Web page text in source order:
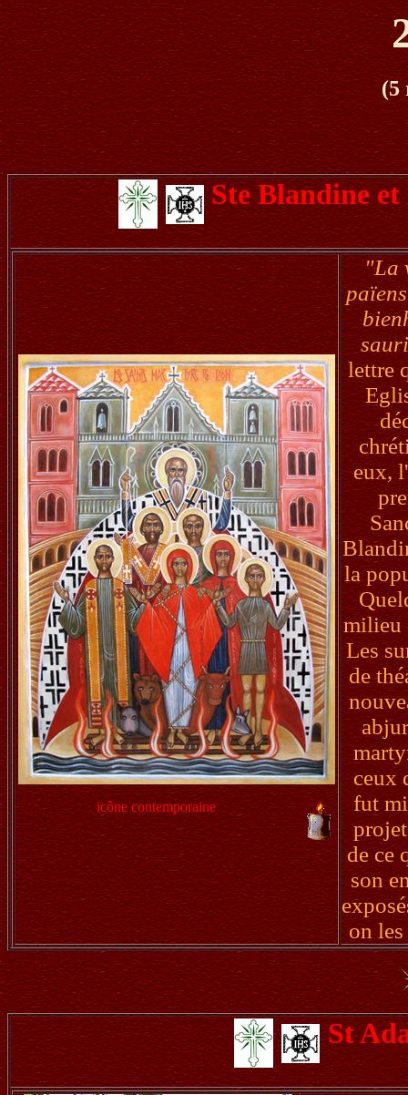
(5
Ste Blandine
icône contemporaine
"La
lettre
eux,
la
milieu
Les
de
ceux
fut
de ce
son
on
St